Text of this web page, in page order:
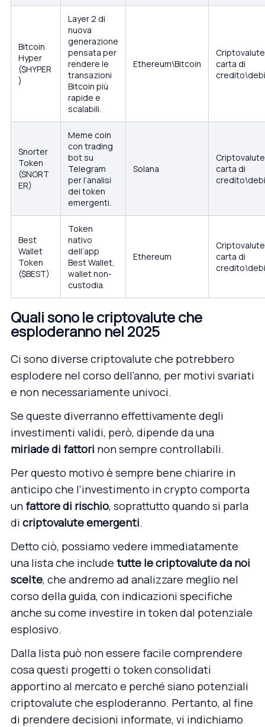
Bitcoin
Hyper
($HYPER
)
Layer 2 di
nuova
generazione
pensata per
rendere le
transazioni
Bitcoin più
rapide e
scalabili.
Ethereum\Bitcoin
carta di
Snorter
Token
(SNORT
ER)
Meme coin
con trading
bot su
Telegram
per l’analisi
dei token
emergenti.
Solana
carta di
Best
Wallet
Token
($BEST)
Token
nativo
dell’app
Best Wallet,
wallet non-
custodia.
Ethereum
carta di
Quali sono le criptovalute che
esploderanno nel 2025
Ci sono diverse criptovalute che potrebbero
esplodere nel corso dell’anno, per motivi svariati
e non necessariamente univoci.
Se queste diverranno effettivamente degli
investimenti validi, però, dipende da una
miriade di fattori non sempre controllabili.
Per questo motivo è sempre bene chiarire in
anticipo che l’investimento in crypto comporta
un fattore di rischio, soprattutto quando si parla
di criptovalute emergenti.
Detto ciò, possiamo vedere immediatamente
una lista che include tutte le criptovalute da noi
scelte, che andremo ad analizzare meglio nel
corso della guida, con indicazioni specifiche
anche su come investire in token dal potenziale
esplosivo.
Dalla lista può non essere facile comprendere
cosa questi progetti o token consolidati
apportino al mercato e perché siano potenziali
criptovalute che esploderanno. Pertanto, al fine
di prendere decisioni informate, vi indichiamo